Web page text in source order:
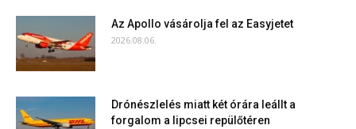
Az Apollo vásárolja fel az Easyjetet
2026.08.06.
Drónészlelés miatt két órára leállt a
forgalom a lipcsei repülőtéren